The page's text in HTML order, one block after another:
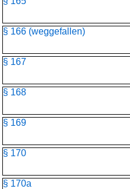
§ 166 (weggefallen)
§ 167
§ 168
§ 169
§ 170
§ 170a